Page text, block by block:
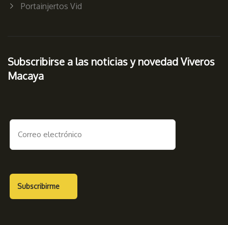
Portainjertos Vid
Subscribirse a las noticias y novedad Viveros
Macaya